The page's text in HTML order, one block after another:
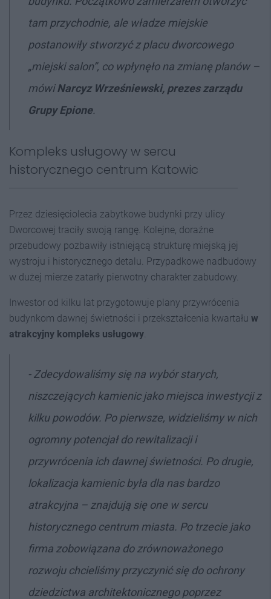
tam przychodnie, ale władze miejskie
postanowiły stworzyć z placu dworcowego
„miejski salon”, co wpłynęło na zmianę planów –
mówiNarcyz Wrześniewski, prezes zarządu
Grupy Epione.
Kompleks usługowy w sercu
historycznego centrum Katowic
Przez dziesięciolecia zabytkowe budynki przy ulicy
Dworcowej traciły swoją rangę. Kolejne, doraźne
przebudowy pozbawiły istniejącą strukturę miejską jej
wystroju i historycznego detalu. Przypadkowe nadbudowy
w dużej mierze zatarły pierwotny charakter zabudowy.
Inwestor od kilku lat przygotowuje plany przywrócenia
budynkom dawnej świetności i przekształcenia kwartału w
atrakcyjny kompleks usługowy
- Zdecydowaliśmy się na wybór starych,
niszczejących kamienic jako miejsca inwestycji z
kilku powodów. Po pierwsze, widzieliśmy w nich
ogromny potencjał do rewitalizacji i
przywrócenia ich dawnej świetności. Po drugie,
lokalizacja kamienic była dla nas bardzo
atrakcyjna – znajdują się one w sercu
historycznego centrum miasta. Po trzecie jako
firma zobowiązana do zrównoważonego
rozwoju chcieliśmy przyczynić się do ochrony
dziedzictwa architektonicznego poprzez